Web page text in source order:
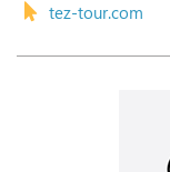
tez-tour.com